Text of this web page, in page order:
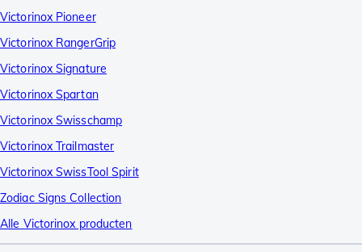
Victorinox Pioneer
Victorinox RangerGrip
Victorinox Signature
Victorinox Spartan
Victorinox Swisschamp
Victorinox Trailmaster
Victorinox SwissTool Spirit
Zodiac Signs Collection
Alle Victorinox producten